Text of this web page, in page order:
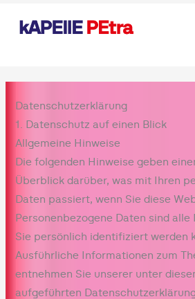
Inhalt
Datenschutz­erklärung
1. Datenschutz auf einen Blick
Allgemeine Hinweise
Die folgenden Hinweise geben
Überblick darüber, was mit Ihren
Daten passiert, wenn Sie diese
Personenbezogene Daten sind alle
Sie persönlich identifiziert werden
Ausführliche Informationen zum
entnehmen Sie unserer unter
aufgeführten